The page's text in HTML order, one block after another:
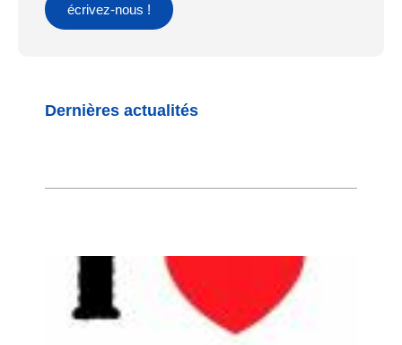
écrivez-nous !
Dernières actualités